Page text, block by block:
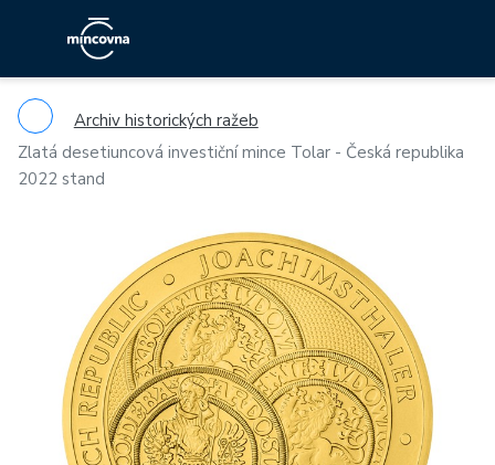
Archiv historických ražeb
Zlatá desetiuncová investiční mince Tolar - Česká republika
2022 stand
Previous